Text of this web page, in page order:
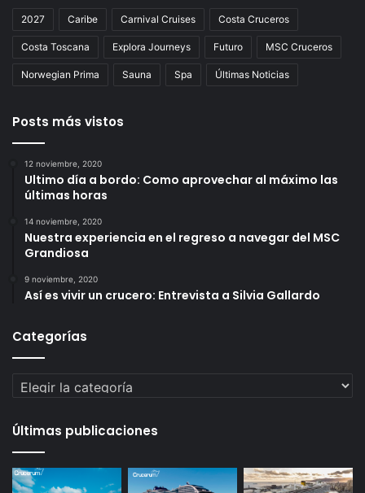
2027 Caribe Carnival Cruises Costa Cruceros
Costa Toscana Explora Journeys Futuro MSC Cruceros
Norwegian Prima Sauna Spa Últimas Noticias
Posts más vistos
12 noviembre, 2020
Ultimo día a bordo: Como aprovechar al máximo las
últimas horas
14 noviembre, 2020
Nuestra experiencia en el regreso a navegar del MSC
Grandiosa
9 noviembre, 2020
Así es vivir un crucero: Entrevista a Silvia Gallardo
Categorías
Categorías
Últimas publicaciones